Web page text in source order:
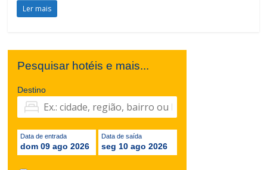
Ler mais
Pesquisar hotéis e mais...
Destino
Data de entrada
dom 09 ago 2026
Data de saída
seg 10 ago 2026